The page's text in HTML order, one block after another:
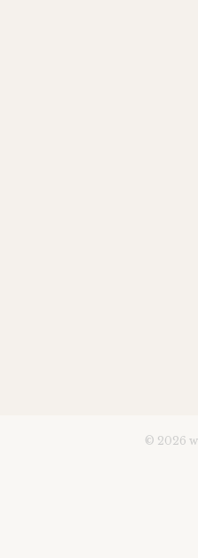
© 2026